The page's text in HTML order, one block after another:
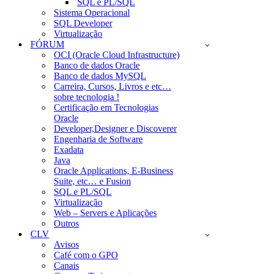
SQL e PL/SQL
Sistema Operacional
SQL Developer
Virtualização
FÓRUM
OCI (Oracle Cloud Infrastructure)
Banco de dados Oracle
Banco de dados MySQL
Carreira, Cursos, Livros e etc…
sobre tecnologia !
Certificação em Tecnologias
Oracle
Developer,Designer e Discoverer
Engenharia de Software
Exadata
Java
Oracle Applications, E-Business
Suite, etc… e Fusion
SQL e PL/SQL
Virtualização
Web – Servers e Aplicações
Outros
CLV
Avisos
Café com o GPO
Canais